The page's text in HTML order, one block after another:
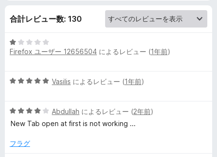
/
C
l
s
合計レビュー数: 130
5
段
1
価
Firefox ユーザー 12656504 によるレビュー (1年前)
5
中
5
評
Vasilis によるレビュー (1年前)
5
段
中
Abdullah によるレビュー (2年前)
New Tab open at first is not working ...
フラグ